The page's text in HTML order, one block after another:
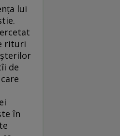
lui
rituri
de
în